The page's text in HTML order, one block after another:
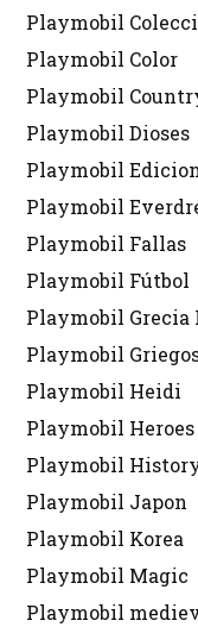
Playmobil
Playmobil Color
Playmobil
Playmobil Dioses
Playmobil
Playmobil
Playmobil Fallas
Playmobil Fútbol
Playmobil Grecia
Playmobil
Playmobil Heidi
Playmobil Heroes
Playmobil
Playmobil Japon
Playmobil Korea
Playmobil Magic
Playmobil